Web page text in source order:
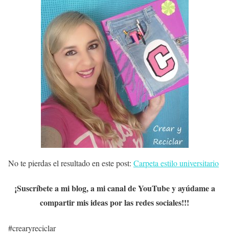
No te pierdas el resultado en este post: Carpeta estilo universitario
¡Suscríbete a mi blog, a mi canal de YouTube y ayúdame a
compartir mis ideas por las redes sociales!!!
#crearyreciclar